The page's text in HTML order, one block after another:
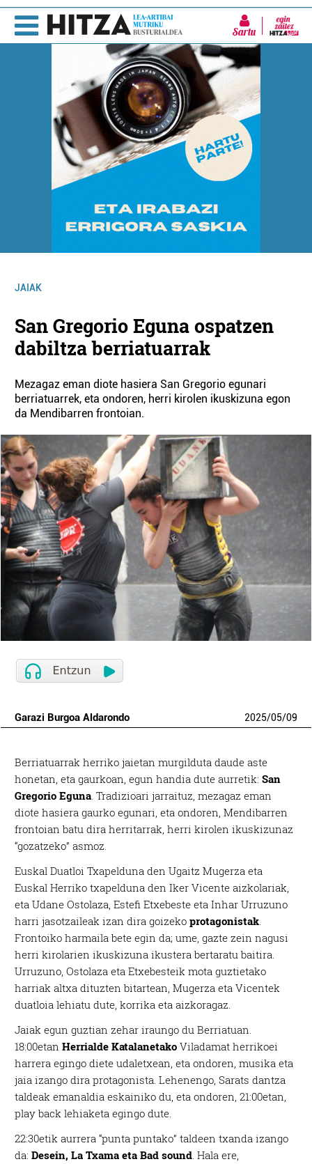
Sartu
JAIAK
San Gregorio Eguna ospatzen
dabiltza berriatuarrak
Mezagaz eman diote hasiera San Gregorio egunari
berriatuarrek, eta ondoren, herri kirolen ikuskizuna egon
da Mendibarren frontoian.
Garazi Burgoa Aldarondo 2025/05/09
Berriatuarrak herriko jaietan murgilduta daude aste
honetan, eta gaurkoan, egun handia dute aurretik: San
Gregorio Eguna. Tradizioari jarraituz, mezagaz eman
diote hasiera gaurko egunari, eta ondoren, Mendibarren
frontoian batu dira herritarrak, herri kirolen ikuskizunaz
“gozatzeko” asmoz.
Euskal Duatloi Txapelduna den Ugaitz Mugerza eta
Euskal Herriko txapelduna den Iker Vicente aizkolariak,
eta Udane Ostolaza, Estefi Etxebeste eta Inhar Urruzuno
harri jasotzaileak izan dira goizekoprotagonistak.
Frontoiko harmaila bete egin da; ume, gazte zein nagusi
herri kirolarien ikuskizuna ikustera bertaratu baitira.
Urruzuno, Ostolaza eta Etxebesteik mota guztietako
harriak altxa dituzten bitartean, Mugerza eta Vicentek
duatloia lehiatu dute, korrika eta aizkoragaz.
Jaiak egun guztian zehar iraungo du Berriatuan.
18:00etanHerrialde Katalanetako Viladamat herrikoei
harrera egingo diete udaletxean, eta ondoren, musika eta
jaia izango dira protagonista. Lehenengo, Sarats dantza
taldeak emanaldia eskainiko du, eta ondoren, 21:00etan,
play back lehiaketa egingo dute.
22:30etik aurrera “punta puntako” taldeen txanda izango
da:Desein, La Txama eta Bad sound. Hala ere,